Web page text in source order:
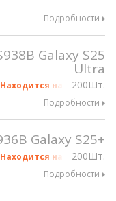
Подробности
Galaxy S25
Ultra
200Шт.
Находится на gsmX Hong
Подробности
Galaxy S25+
200Шт.
Находится на gsmX Hong
Подробности